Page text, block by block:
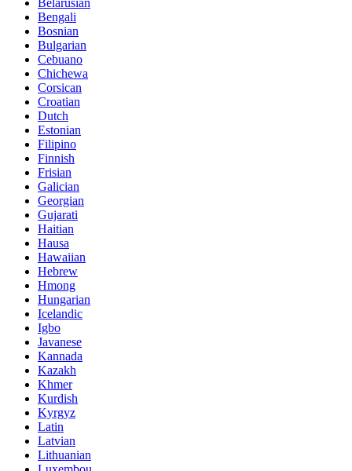
Bengali
Bosnian
Bulgarian
Cebuano
Chichewa
Corsican
Croatian
Dutch
Estonian
Filipino
Finnish
Frisian
Galician
Georgian
Gujarati
Haitian
Hausa
Hawaiian
Hebrew
Hmong
Hungarian
Icelandic
Igbo
Javanese
Kannada
Kazakh
Khmer
Kurdish
Kyrgyz
Latin
Latvian
Lithuanian